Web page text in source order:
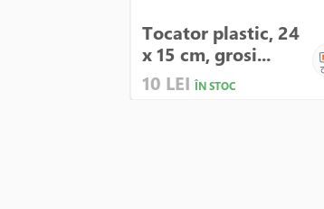
Tocator plastic, 24
x 15 cm, grosi...
10 LEI ÎN STOC